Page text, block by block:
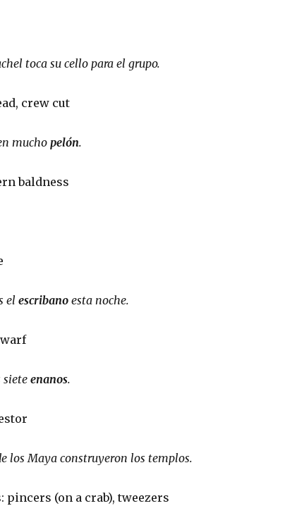
toca su cello para el grupo.
crew cut
mucho pelón.
baldness
el escribanoesta noche.
siete enanos.
los Maya construyeron los templos.
pincers (on a crab), tweezers